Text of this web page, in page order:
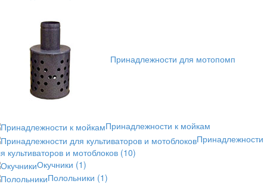
Принадлежности для мотопомп
Принадлежности к мойкам
Принадлежности
культиваторов и мотоблоков (10)
Окучники (1)
Полольники (1)